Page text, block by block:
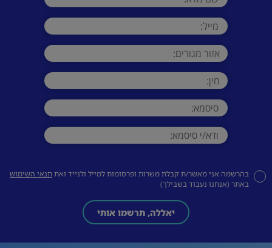
בהרשמה אני מאשר/ת קבלת משרות ופרסומות למייל ולנייד ואתתנאי השימוש
באתר (אנחנו נעבוד בשבילך)
יאללה, תרשמו אותי